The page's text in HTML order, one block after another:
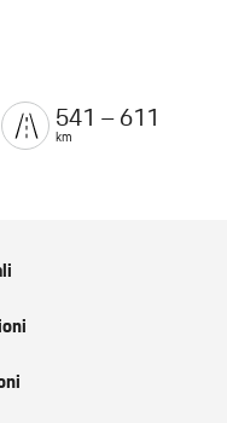
541 – 611
km